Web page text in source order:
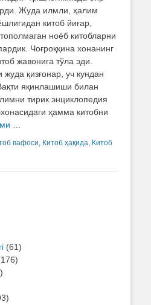
Жуда илмли, ҳалим
китоб йиғар,
ноёб китобларни
Чоғроққина хонанинг
жавонига тўла эди.
қизғонар, уч кундан
яқинлашиши билан
тирик энциклопедия
ҳамма китобни
…
вафоси, Китоб ҳақида, Китоб
(61)